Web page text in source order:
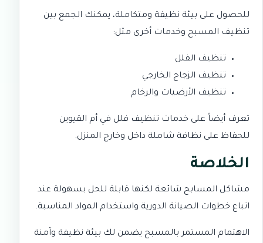
للحصول على بيئة نظيفة ومتكاملة، يمكنك الجمع بين
تنظيف المسبح وخدمات أخرى مثل:
تنظيف الفلل
تنظيف الزجاج الخارجي
تنظيف الأرضيات والرخام
تعرف أيضاً على خدمات تنظيف فلل في أم القيوين
للحفاظ على نظافة شاملة داخل وخارج المنزل.
الخلاصة
مشاكل المسابح شائعة لكنها قابلة للحل بسهولة عند
اتباع خطوات الصيانة الدورية واستخدام المواد المناسبة.
الاهتمام المستمر بالمسبح يضمن لك بيئة نظيفة وآمنة